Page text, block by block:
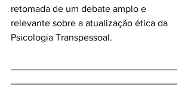
retomada de um debate amplo e
relevante sobre a atualização ética da
Psicologia Transpessoal.